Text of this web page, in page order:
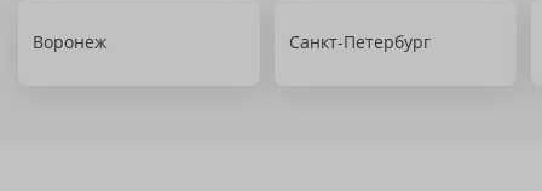
Воронеж Санкт-Петербург